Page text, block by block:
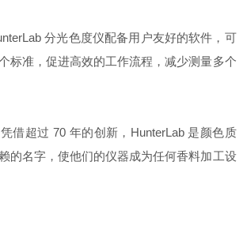
分光色度仪配备用户友好的软件，可
标准，促进高效的工作流程，减少测量多个
凭借超过 70 年的创新，HunterLab 是颜色质
的名字，使他们的仪器成为任何香料加工设